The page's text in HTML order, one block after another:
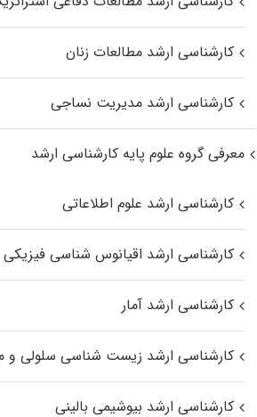
کارشناسی ارشد مطالعات زنان
کارشناسی ارشد مدیریت نساجی
معرفی گروه علوم پایه کارشناسی ارشد
کارشناسی ارشد علوم اطلاعاتی
کارشناسی ارشد اقیانوس‌ شناسی فیزیکی
کارشناسی ارشد آمار
کارشناسی ارشد زیست شناسی سلولی و
کارشناسی ارشد بیوشیمی بالینی